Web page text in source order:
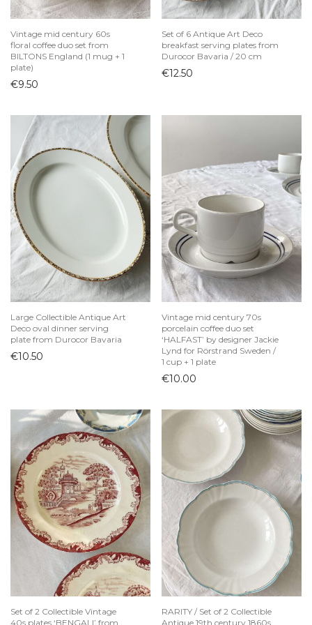
Žvakidės
Juvelyrika
Knygos ir kanceliarija
Krepšiai
Majolica
Skandinaviškas dizainas
Sodyba
Šviestuvai
Tekstilė
Vaikų kambarys
Vaikiški drabužiai
Žaislai
Velykos
Vintage prietaisai
Vintage mid century 60s
floral coffee duo set from
BILTONS England (1 mug + 1
plate)
€9.50
Set of 6 Antique Art Deco
breakfast serving plates from
Durocor Bavaria / 20 cm
€12.50
Large Collectible Antique Art
Deco oval dinner serving
plate from Durocor Bavaria
€10.50
Vintage mid century 70s
porcelain coffee duo set
‘HALFAST’ by designer Jackie
Lynd for Rörstrand Sweden /
1 cup + 1 plate
€10.00
Set of 2 Collectible Vintage
40s plates ‘BENGALI’ from
RARITY / Set of 2 Collectible
Antique 19th century 1860s